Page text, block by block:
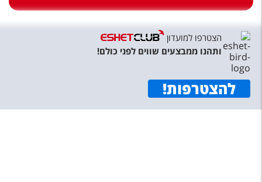
שירות לקוחות
תקנון
הצטרפו למועדון
ותהנו ממבצעים שווים לפני כולם!
להצטרפות!